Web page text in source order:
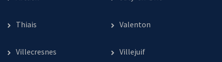
Thiais Valenton
Villecresnes Villejuif